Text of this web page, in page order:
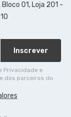
01, Loja 201 -
Inscrever
Privacidade e
dos parceiros do